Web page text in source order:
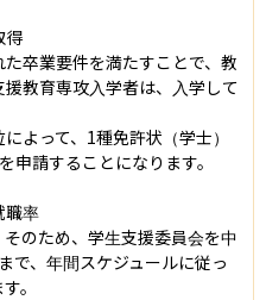
得
卒業要件を満たすことで、教
教育専攻入学者は、入学して
よって、1種免許状（学士）
申請することになります。
職率
のため、学生支援委員会を中
で、年間スケジュールに従っ
。